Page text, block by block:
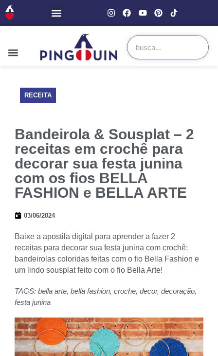
RECEITA
Bandeirola & Sousplat – 2
receitas em crochê para
decorar sua festa junina
com os fios BELLA
FASHION e BELLA ARTE
03/06/2024
Baixe a apostila digital para aprender a fazer 2
receitas para decorar sua festa junina com crochê:
bandeirolas coloridas feitas com o fio Bella Fashion e
um lindo sousplat feito com o fio Bella Arte!
TAGS: bella arte, bella fashion, croche, decor, decoração,
festa junina